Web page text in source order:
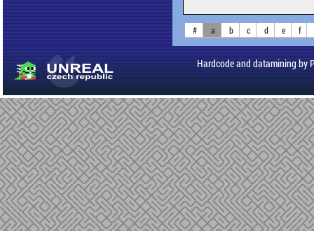
# a b c d e f
Hardcode and datamining by